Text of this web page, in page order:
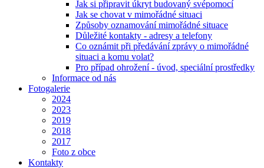
Jak si připravit úkryt budovaný svépomocí
Jak se chovat v mimořádné situaci
Způsoby oznamování mimořádné situace
Důležité kontakty - adresy a telefony
Co oznámit při předávání zprávy o mimořádné
situaci a komu volat?
Pro případ ohrožení - úvod, speciální prostředky
Informace od nás
Fotogalerie
2024
2023
2019
2018
2017
Foto z obce
Kontakty